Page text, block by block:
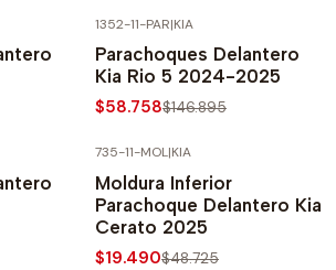
1352-11-PAR|KIA
Parachoques Delantero
Kia Rio 5 2024-2025
$58.758$146.895
735-11-MOL|KIA
Moldura Inferior
Parachoque Delantero Kia
Cerato 2025
$19.490$48.725